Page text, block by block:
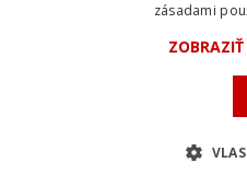
zásadami